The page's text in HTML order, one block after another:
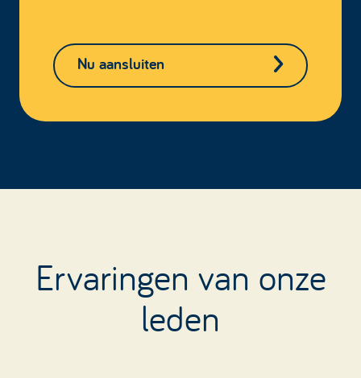
Nu aansluiten
Ervaringen van onze
leden